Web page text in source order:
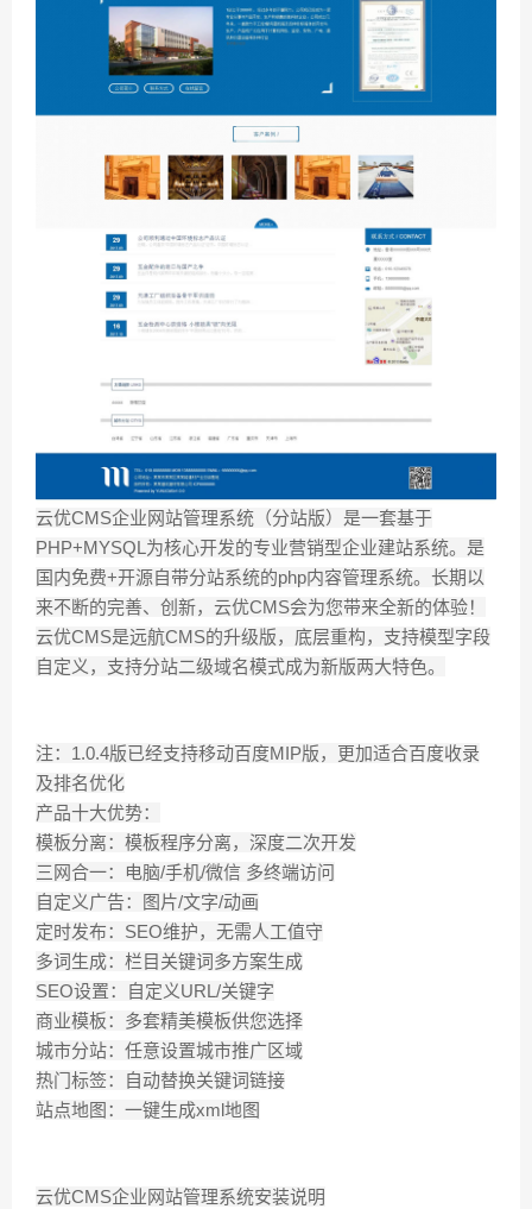
云优CMS企业网站管理系统（分站版）是一套基于
PHP+MYSQL为核心开发的专业营销型企业建站系统。是
国内免费+开源自带分站系统的php内容管理系统。长期以
来不断的完善、创新，云优CMS会为您带来全新的体验！
云优CMS是远航CMS的升级版，底层重构，支持模型字段
自定义，支持分站二级域名模式成为新版两大特色。
注：1.0.4版已经支持移动百度MIP版，更加适合百度收录
及排名优化
产品十大优势：
模板分离：模板程序分离，深度二次开发
三网合一：电脑/手机/微信 多终端访问
自定义广告：图片/文字/动画
定时发布：SEO维护，无需人工值守
多词生成：栏目关键词多方案生成
SEO设置：自定义URL/关键字
商业模板：多套精美模板供您选择
城市分站：任意设置城市推广区域
热门标签：自动替换关键词链接
站点地图：一键生成xml地图
云优CMS企业网站管理系统安装说明